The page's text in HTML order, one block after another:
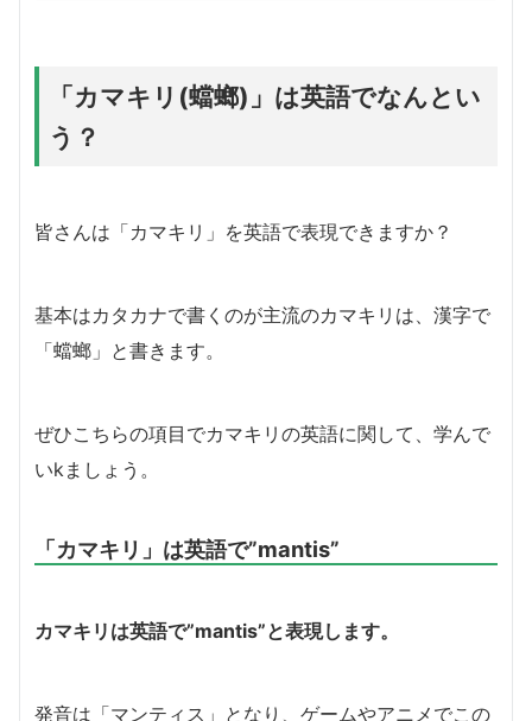
「カマキリ(蟷螂)」は英語でなんとい
う？
皆さんは「カマキリ」を英語で表現できますか？
基本はカタカナで書くのが主流のカマキリは、漢字で
「蟷螂」と書きます。
ぜひこちらの項目でカマキリの英語に関して、学んで
いkましょう。
「カマキリ」は英語で”mantis”
カマキリは英語で”mantis”と表現します。
発音は「マンティス」となり、ゲームやアニメでこの